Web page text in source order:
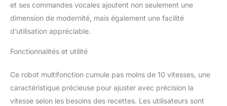
et ses commandes vocales ajoutent non seulement une
dimension de modernité, mais également une facilité
d’utilisation appréciable.
Fonctionnalités et utilité
Ce robot multifonction cumule pas moins de 10 vitesses, une
caractéristique précieuse pour ajuster avec précision la
vitesse selon les besoins des recettes. Les utilisateurs sont